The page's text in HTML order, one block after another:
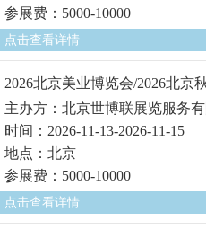
参展费：5000-10000
点击查看详情
2026北京美业博览会/2026北京
主办方：北京世博联展览服务有
时间：2026-11-13-2026-11-15
地点：北京
参展费：5000-10000
点击查看详情